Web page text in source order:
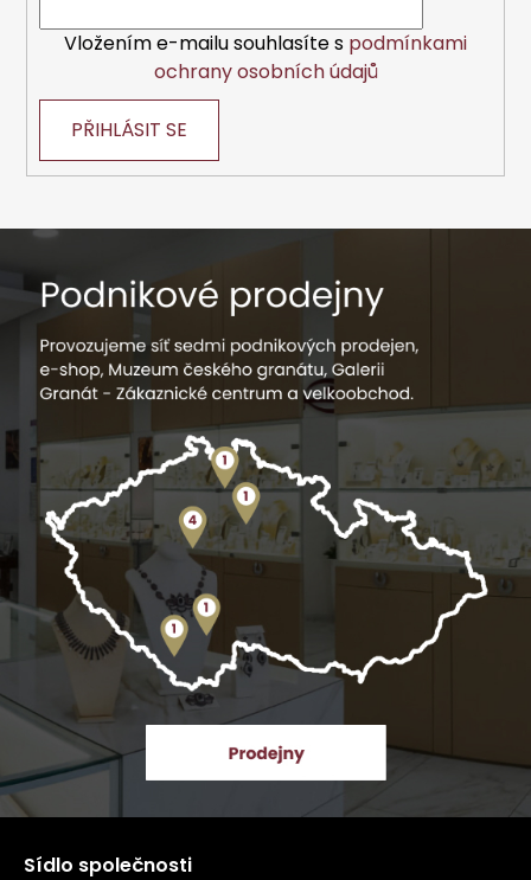
Vložením e-mailu souhlasíte s podmínkami
ochrany osobních údajů
PŘIHLÁSIT SE
Sídlo společnosti